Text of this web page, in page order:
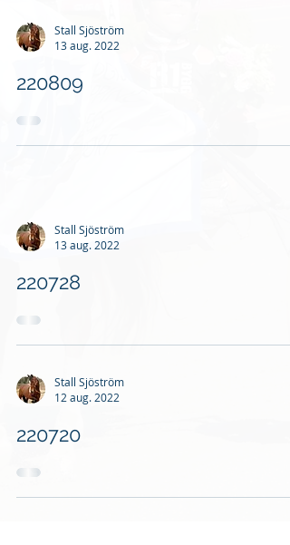
Stall Sjöström
13 aug. 2022
220809
Stall Sjöström
13 aug. 2022
220728
Stall Sjöström
12 aug. 2022
220720